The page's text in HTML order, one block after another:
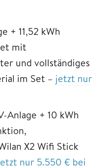
+ 11,52 kWh
mit
und vollständiges
im Set – jetzt nur
Anlage + 10 kWh
X2 Wifi Stick
nur 5.550 € bei